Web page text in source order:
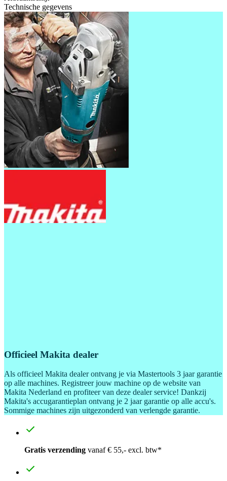
Technische gegevens
Officieel Makita dealer
Als officieel Makita dealer ontvang je via Mastertools 3 jaar garantie
op alle machines. Registreer jouw machine op de website van
Makita Nederland en profiteer van deze dealer service! Dankzij
Makita's accugarantieplan ontvang je 2 jaar garantie op alle accu's.
Sommige machines zijn uitgezonderd van verlengde garantie.
Gratis verzending vanaf € 55,- excl. btw*